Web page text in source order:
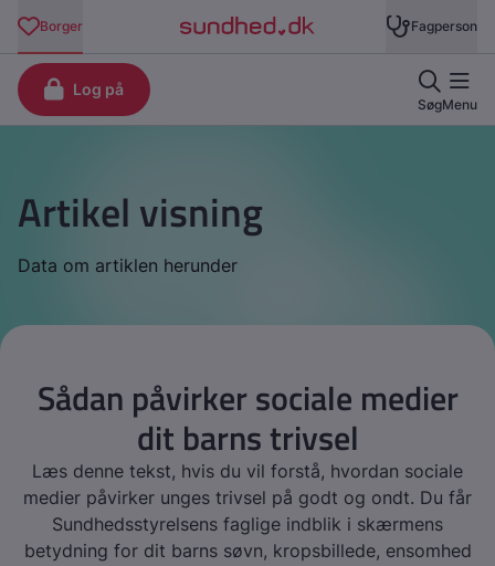
Artikel visning
Data om artiklen herunder
Sådan påvirker sociale medier
dit barns trivsel
Læs denne tekst, hvis du vil forstå, hvordan sociale
medier påvirker unges trivsel på godt og ondt. Du får
Sundhedsstyrelsens faglige indblik i skærmens
betydning for dit barns søvn, kropsbillede, ensomhed